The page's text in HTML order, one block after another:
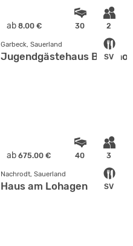
ab 8.00 € 30 2
SV
Garbeck, Sauerland
Jugendgästehaus
ab 675.00 € 40 3
SV
Nachrodt, Sauerland
Haus am Lohagen